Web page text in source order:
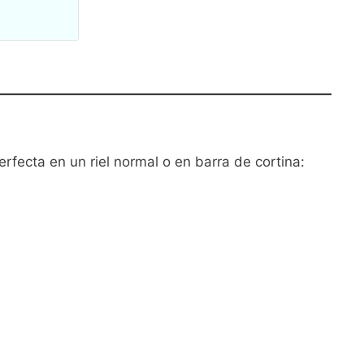
en un riel normal o en barra de cortina: